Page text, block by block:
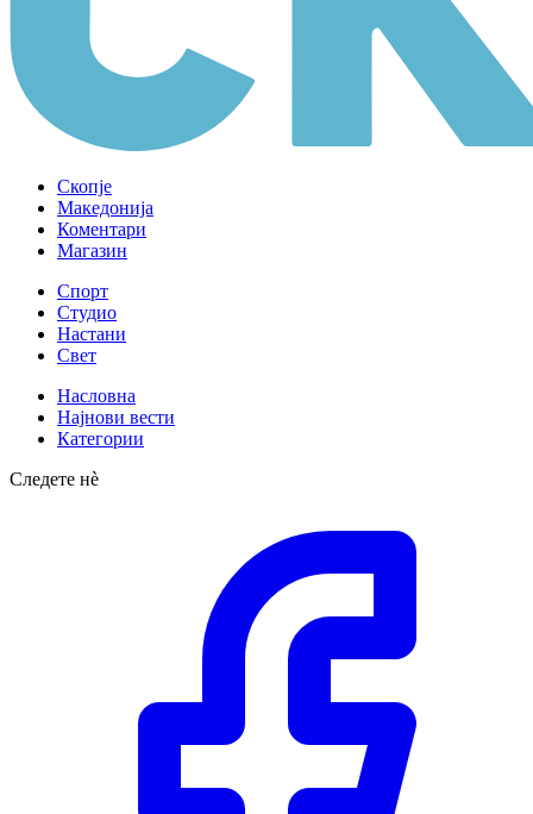
Скопје
Македонија
Коментари
Магазин
Спорт
Студио
Настани
Свет
Насловна
Најнови вести
Категории
Следете нè